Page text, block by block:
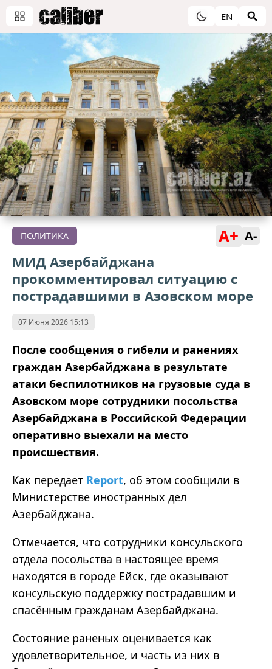
EN
ПОЛИТИКА A+ A-
МИД Азербайджана
прокомментировал ситуацию с
пострадавшими в Азовском море
07 Июня 2026 15:13
После сообщения о гибели и ранениях
граждан Азербайджана в результате
атаки беспилотников на грузовые суда в
Азовском море сотрудники посольства
Азербайджана в Российской Федерации
оперативно выехали на место
происшествия.
Как передает Report, об этом сообщили в
Министерстве иностранных дел
Азербайджана.
Отмечается, что сотрудники консульского
отдела посольства в настоящее время
находятся в городе Ейск, где оказывают
консульскую поддержку пострадавшим и
спасённым гражданам Азербайджана.
Состояние раненых оценивается как
удовлетворительное, и часть из них в